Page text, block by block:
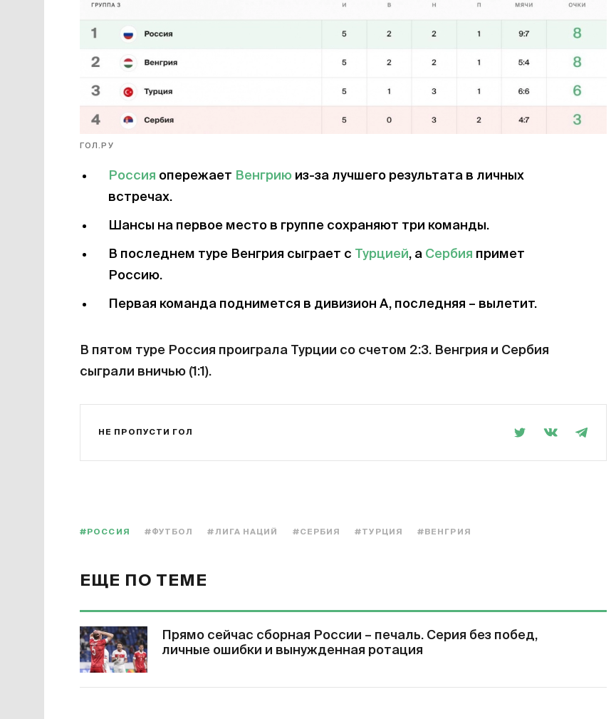
ГОЛ.РУ
Россия опережает Венгрию из-за лучшего результата в личных
встречах.
Шансы на первое место в группе сохраняют три команды.
В последнем туре Венгрия сыграет с Турцией, а Сербия примет
Россию.
Первая команда поднимется в дивизион А, последняя – вылетит.
В пятом туре Россия проиграла Турции со счетом 2:3. Венгрия и Сербия
сыграли вничью (1:1).
НЕ ПРОПУСТИ ГОЛ
#РОССИЯ #ФУТБОЛ #ЛИГА НАЦИЙ #СЕРБИЯ #ТУРЦИЯ #ВЕНГРИЯ
ЕЩЕ ПО ТЕМЕ
Прямо сейчас сборная России – печаль. Серия без побед,
личные ошибки и вынужденная ротация